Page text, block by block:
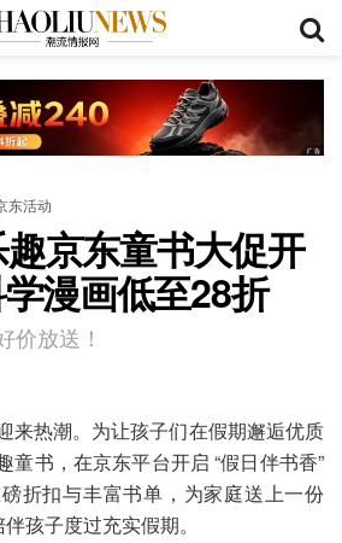
东活动
京东童书大促开
漫画低至28折
价放送！
来热潮。为让孩子们在假期邂逅优质
童书，在京东平台开启 “假日伴书香”
折扣与丰富书单，为家庭送上一份
孩子度过充实假期。